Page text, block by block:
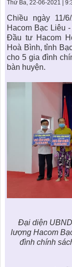
THÀNH ĐÔNG
BẮC
THƯ VIỆN
LIÊN HỆ &
KIẾN TRÚC &
TIN TỨC CÔNG
TIN TỨC TỔNG
Thứ Ba, 22-06-2021 |
Chiều ngày 11/
Hacom Bạc Liêu
Đầu tư Hacom
Hoà Bình, tỉnh
cho 5 gia đình
bàn huyện.
Đại diện
lượng Hacom
đình chính